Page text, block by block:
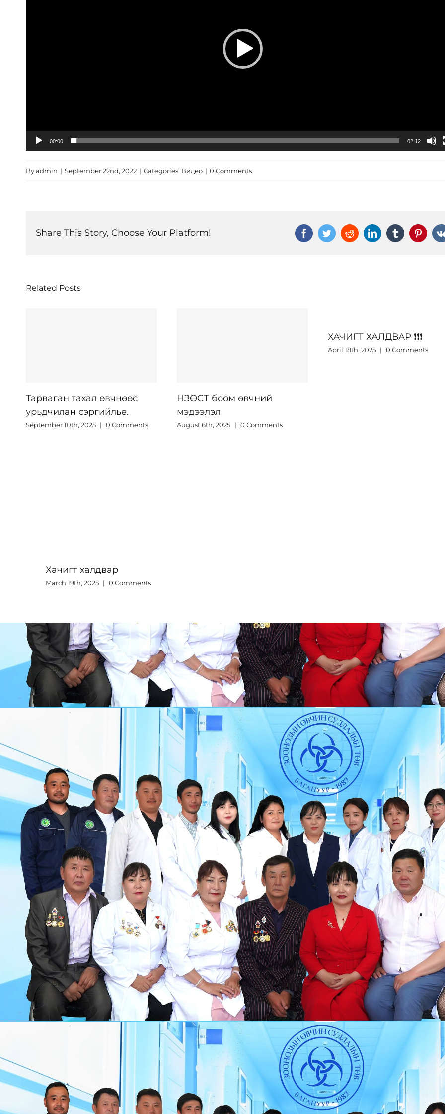
00:00 02:12
Byadmin | September 22nd, 2022 | Categories: Видео | 0 Comments
Share This Story, Choose Your Platform! FacebookTwitterRedditLinkedInTumblr
Related Posts
НЗӨСТ боом өвчний
мэдээлэл
August 6th, 2025 | 0 Comments
Хачигт халдвар
March 19th, 2025 | 0 Comments